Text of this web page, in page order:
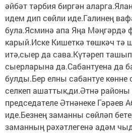
әйбәт тәрбия биргән
идем дип сөйли иде.Галинең
була.Ясминә апа Яңа Мәңгәрдә
карый.Иске Кишеткә төшкәч тә
итә,сыер да сава.Күтәреп
сыерларына да.Сабантуена да
булды.Бер елны сабантуе көнне
селкеп ашаттык,ди.Әтнә районы
председателе Әтнәнеке Гәрәев
иде.Безнең заманны сөйләп
заманның рәхәтлегенә адәм